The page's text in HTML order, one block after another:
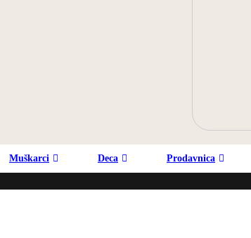
Muškarci Deca Prodavnica